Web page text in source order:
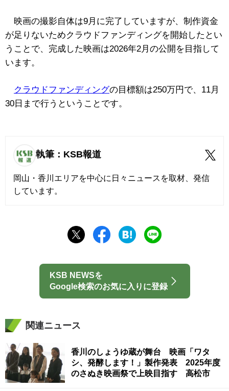
映画の撮影自体は9月に完了していますが、制作資金
が足りないためクラウドファンディングを開始したとい
うことで、完成した映画は2026年2月の公開を目指して
います。
クラウドファンディングの目標額は250万円で、11月
30日まで行うということです。
執筆：KSB報道
岡山・香川エリアを中心に日々ニュースを取材、発信
しています。
KSB NEWSを
Google検索のお気に入りに登録
関連ニュース
香川のしょうゆ蔵が舞台 映画「ワタ
シ、発酵します！」製作発表 2025年度
のさぬき映画祭で上映目指す 高松市